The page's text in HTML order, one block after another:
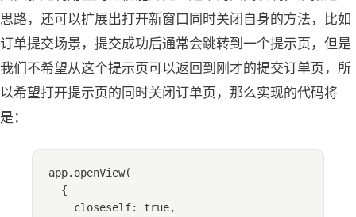
思路，还可以扩展出打开新窗口同时关闭自身的方法，比如
订单提交场景，提交成功后通常会跳转到一个提示页，但是
我们不希望从这个提示页可以返回到刚才的提交订单页，所
以希望打开提示页的同时关闭订单页，那么实现的代码将
是：
app. openView(
{
closeself: true,